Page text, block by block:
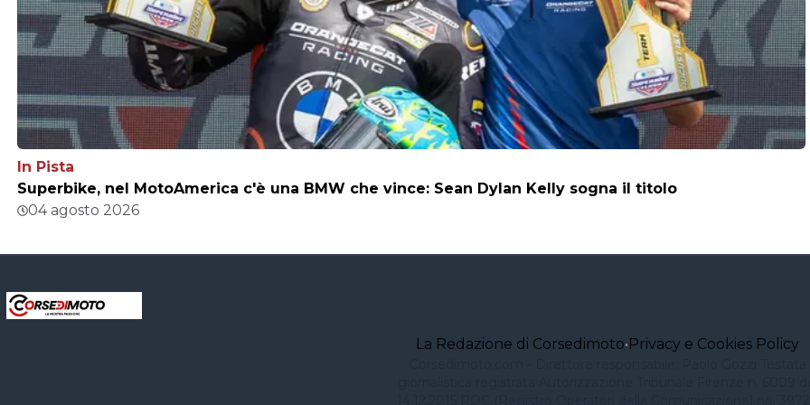
In Pista
Superbike, nel MotoAmerica c'è una BMW che vince: Sean Dylan Kelly sogna il titolo
04 agosto 2026
La Redazione di Corsedimoto•Privacy e Cookies Policy